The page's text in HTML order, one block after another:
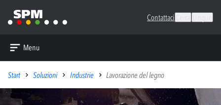
Contattaci
Menu
Start Soluzioni Industrie Lavorazione del legno